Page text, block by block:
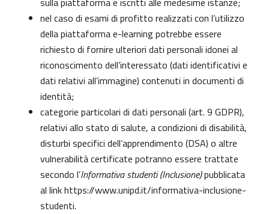
nel caso di esami di profitto realizzati con l’utilizzo
della piattaforma e-learning potrebbe essere
richiesto di fornire ulteriori dati personali idonei al
riconoscimento dell’interessato (dati identificativi e
dati relativi all’immagine) contenuti in documenti di
identità;
categorie particolari di dati personali (art. 9 GDPR),
relativi allo stato di salute, a condizioni di disabilità,
disturbi specifici dell’apprendimento (DSA) o altre
vulnerabilità certificate potranno essere trattate
secondo l’Informativa studenti (Inclusione)pubblicata
al linkhttps://www.unipd.it/informativa-inclusione-
studenti.